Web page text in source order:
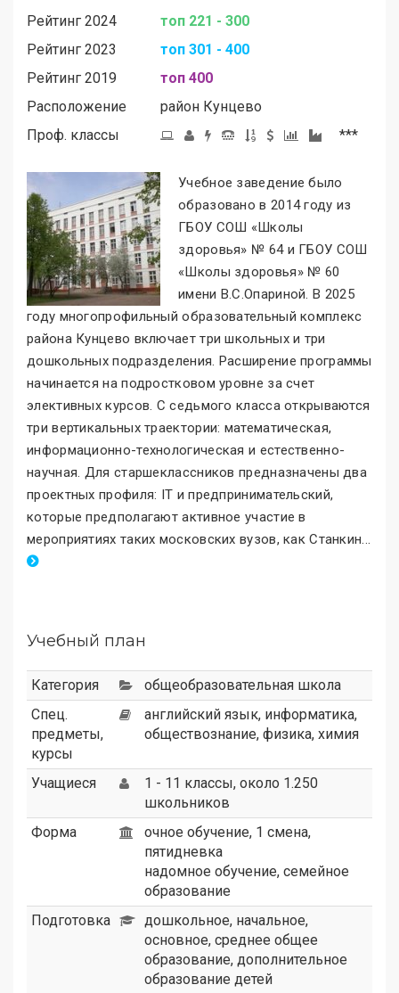
Рейтинг 2024
топ 221 - 300
Рейтинг 2023
топ 301 - 400
Рейтинг 2019
топ 400
Расположение
район Кунцево
Проф. классы
***
Учебное заведение было
образовано в 2014 году из
ГБОУ СОШ «Школы
здоровья» № 64 и ГБОУ СОШ
«Школы здоровья»№ 60
имени В.С.Опариной. В 2025
году многопрофильный образовательный комплекс
района Кунцево включает три школьных и три
дошкольных подразделения. Расширение программы
начинается на подростковом уровне за счет
элективных курсов. С седьмого класса открываются
три вертикальных траектории: математическая,
информационно-технологическая и естественно-
научная. Для старшеклассников предназначены два
проектных профиля: IT и предпринимательский,
которые предполагают активное участие в
мероприятиях таких московских вузов, как Станкин...
Учебный план
Категория
общеобразовательная школа
Спец.
предметы,
курсы
английский язык, информатика,
обществознание, физика, химия
Учащиеся
1 - 11 классы, около 1.250
школьников
Форма
очное обучение, 1 смена,
пятидневка
надомное обучение, семейное
образование
Подготовка
дошкольное, начальное,
основное, среднее общее
образование, дополнительное
образование детей